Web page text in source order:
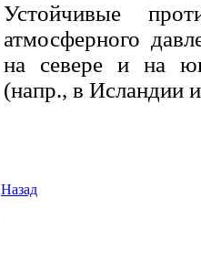
Устойчивые
атмосферного
на севере и на
(напр., в Исландии
Назад